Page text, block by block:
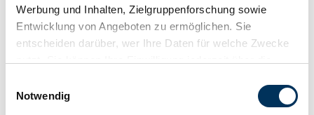
Werbung und Inhalten, Zielgruppenforschung sowie
Entwicklung von Angeboten zu ermöglichen. Sie
entscheiden darüber, wer Ihre Daten für welche Zwecke
Trigger Symbol ändern oder widerrufen
Notwendig
Mercedes-Benz 420 SEL. Klimaanlage, Leder, Baujahr 1986,
Neuwertiger Zustand